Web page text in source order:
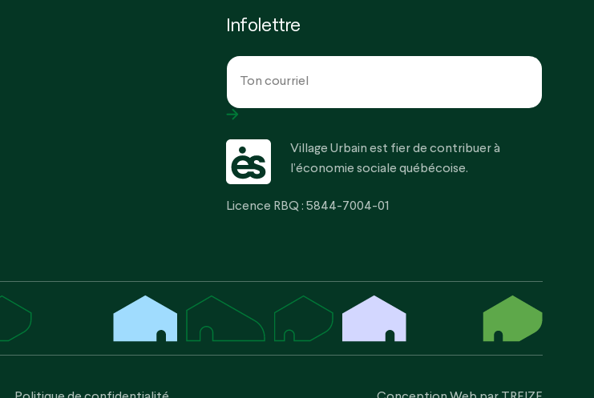
Infolettre
COURRIEL
Village Urbain est fier de contribuer à
l’économie sociale québécoise.
Licence RBQ : 5844-7004-01